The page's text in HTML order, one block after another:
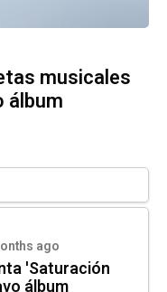
musicales
álbum
ago
'Saturación
álbum